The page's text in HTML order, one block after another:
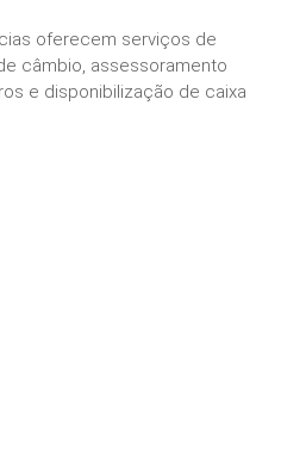
oferecem serviços de
câmbio, assessoramento
e disponibilização de caixa